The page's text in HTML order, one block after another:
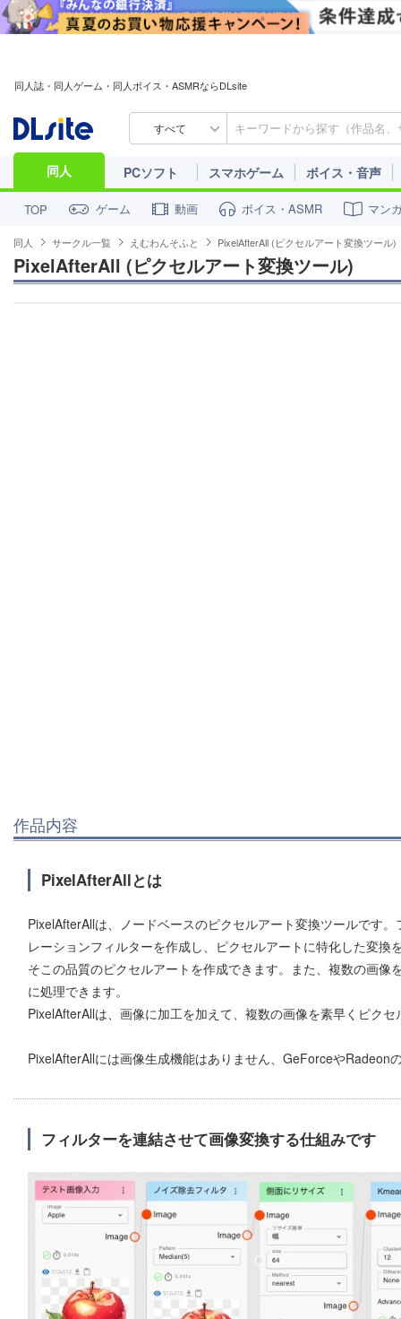
同人誌・同人ゲーム・同人ボイス・ASMRならDLsite
すべて
同人 PCソフト スマホゲーム ボイス・音声
TOP ゲーム 動画 ボイス・ASMR マン
同人 サークル一覧 えむわんそふと PixelAfterAll (ピクセルアート変換ツール)
PixelAfterAll (ピクセルアート変換ツール)
作品内容
PixelAfterAllとは
PixelAfterAllは、ノードベースのピクセルアート変換ツールです
レーションフィルターを作成し、ピクセルアートに特化した変
そこの品質のピクセルアートを作成できます。また、複数の画
に処理できます。
PixelAfterAllは、画像に加工を加えて、複数の画像を素早くピク
PixelAfterAllには画像生成機能はありません、GeForceやRadeon
フィルターを連結させて画像変換する仕組みです